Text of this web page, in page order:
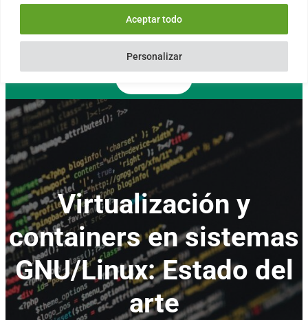
Personalizar
Aceptar todo
0034 – 644 79 25 79
Lun – Vie 9:00 AM a 6:00PM
Virtualización y
containers en sistemas
GNU/Linux: Estado del
arte